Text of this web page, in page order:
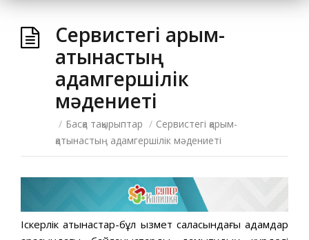
Сервистегі қарым-
қатынастың
адамгершілік
мәдениеті
/ Басқа тақырыптар / Сервистегі қарым-
қатынастың адамгершілік мәдениеті
Іскерлік қатынастар-бұл қызмет саласындағы адамдар